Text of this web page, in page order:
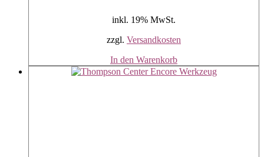
inkl. 19% MwSt.
zzgl. Versandkosten
In den Warenkorb